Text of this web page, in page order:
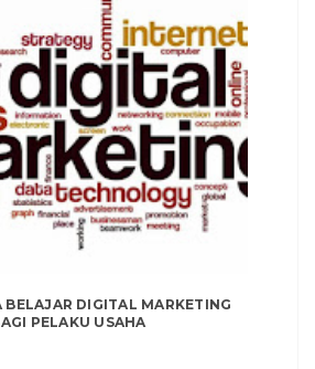
BELAJAR DIGITAL MARKETING
PELAKU USAHA